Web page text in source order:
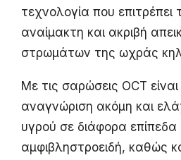
τεχνολογία που επιτρέπει
αναίμακτη και ακριβή
στρωμάτων της ωχράς
Με τις σαρώσεις OCT
αναγνώριση ακόμη και
υγρού σε διάφορα
αμφιβληστροειδή, καθώς